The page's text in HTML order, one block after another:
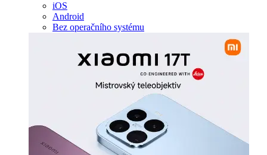
iOS
Android
Bez operačního systému